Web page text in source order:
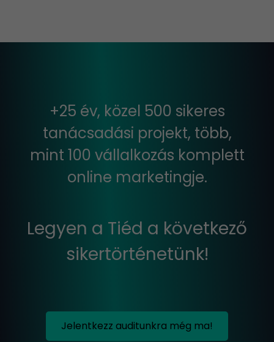
+25 év, közel 500 sikeres
tanácsadási projekt, több,
mint 100 vállalkozás komplett
online marketingje.
Legyen a Tiéd a következő
sikertörténetünk!
Jelentkezz auditunkra még ma!